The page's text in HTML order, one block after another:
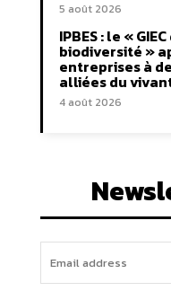
5 août 2026
IPBES : le «
biodiversité »
entreprises à
alliées du
4 août 2026